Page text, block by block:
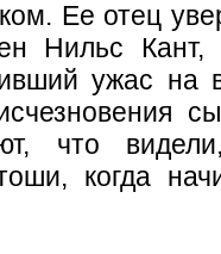
Ее отец
Нильс
ужас на
что
когда